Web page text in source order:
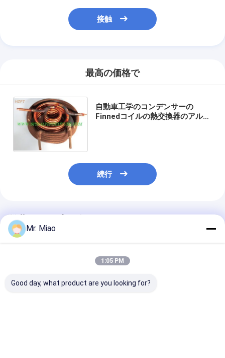
接触
最高の価格で
自動車工学のコンデンサーの
Finnedコイルの熱交換器のアルミ
続行
推薦されたプロダクト
Mr. Miao
1:05 PM
Good day, what product are you looking for?